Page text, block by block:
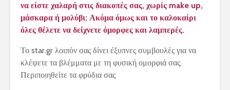
να είστε χαλαρή στις διακοπές σας, χωρίς make up,
μάσκαρα ή μολύβι; Ακόμα όμως και το καλοκαίρι
όλες θέλετε να δείχνετε όμορφες και λαμπερές.
Το star.gr λοιπόν σας δίνει έξυπνες συμβουλές για να
κλέψετε τα βλέμματα με τη φυσική ομορφιά σας.
Περιποιηθείτε τα φρύδια σας